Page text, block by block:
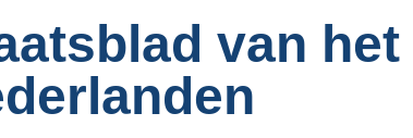
van